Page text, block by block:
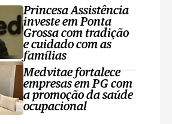
Princesa Assistência
investe em Ponta
Grossa com tradição
e cuidado com as
famílias
Medvitae fortalece
empresas em PG com
a promoção da saúde
ocupacional